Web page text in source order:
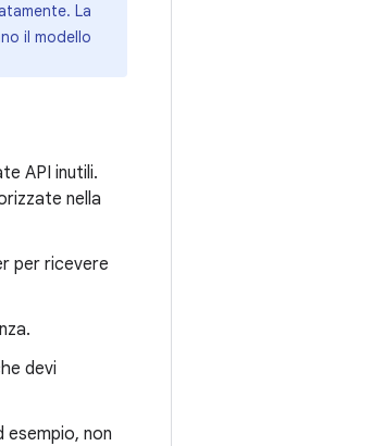
La
il modello
API inutili.
nella
per ricevere
devi
esempio, non